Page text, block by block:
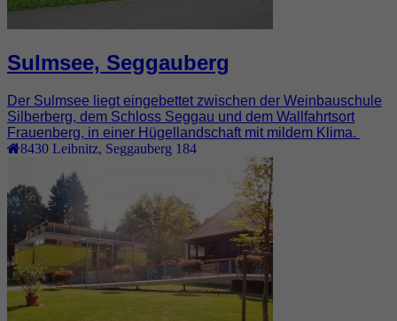
Sulmsee, Seggauberg
Der Sulmsee liegt eingebettet zwischen der Weinbauschule
Silberberg, dem Schloss Seggau und dem Wallfahrtsort
Frauenberg, in einer Hügellandschaft mit mildem Klima.
8430 Leibnitz Seggauberg 184